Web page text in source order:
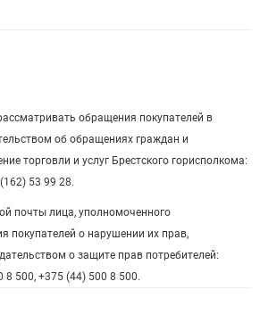
обращения покупателей в
об обращениях граждан и
торговли и услуг Брестского горисполкома:
53 99 28.
почты лица, уполномоченного
покупателей о нарушении их прав,
о защите прав потребителей:
8 500, +375 (44) 500 8 500.